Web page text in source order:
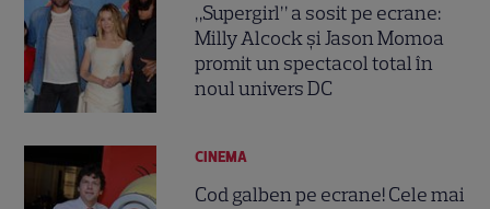
„Supergirl” a sosit pe ecrane:
Milly Alcock și Jason Momoa
promit un spectacol total în
noul univers DC
CINEMA
Cod galben pe ecrane! Cele mai